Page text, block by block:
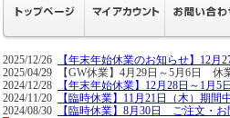
2025/12/26
【年末年始休業のお知らせ】12
2025/04/29 【GW休業】4月29日～5月6日 休
2024/12/28
【年末年始休業】12月28日～1
2024/11/20
【臨時休業】11月21日（木）期
2024/08/30
【臨時休業】8月30日 ご注文・